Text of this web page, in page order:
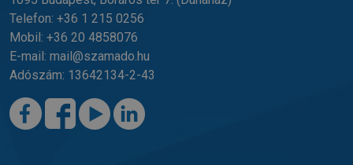
Telefon: +36 1 215 0256
Mobil: +36 20 4858076
E-mail: mail@szamado.hu
Adószám: 13642134-2-43